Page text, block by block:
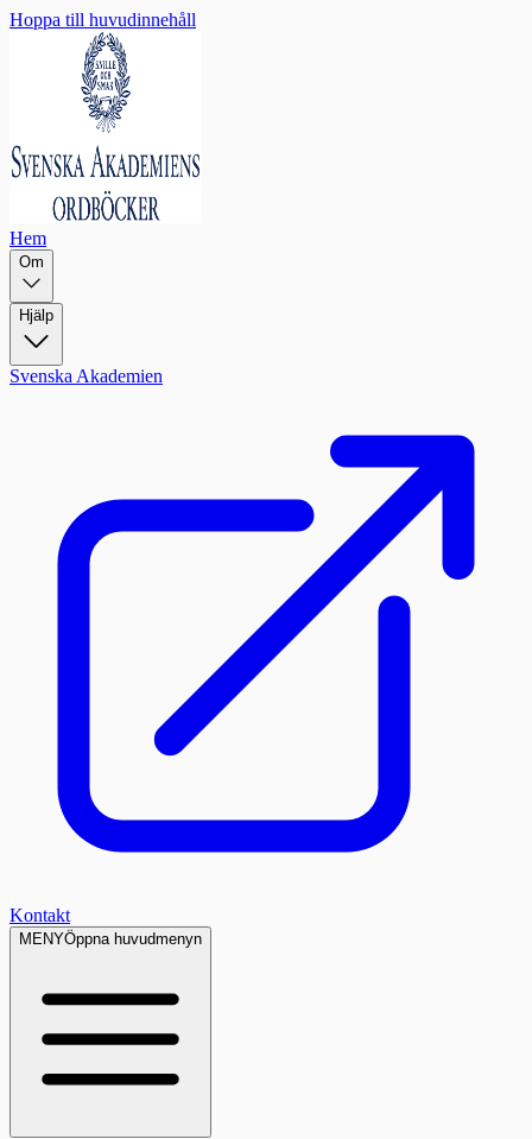
Hoppa till huvudinnehåll
Hem
Om
Hjälp
Svenska Akademien
Kontakt
MENYÖppna huvudmenyn